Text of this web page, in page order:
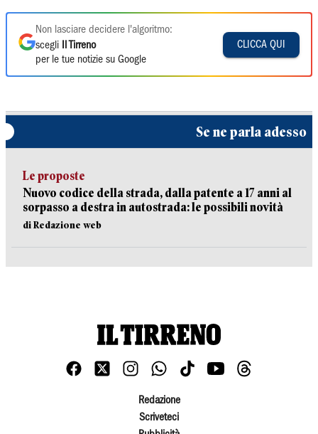
Non lasciare decidere l'algoritmo:
scegli
Il Tirreno
per le tue notizie su Google
CLICCA QUI
Se ne parla adesso
Le proposte
Nuovo codice della strada, dalla patente a 17 anni al
sorpasso a destra in autostrada: le possibili novità
di Redazione web
Redazione
Scriveteci